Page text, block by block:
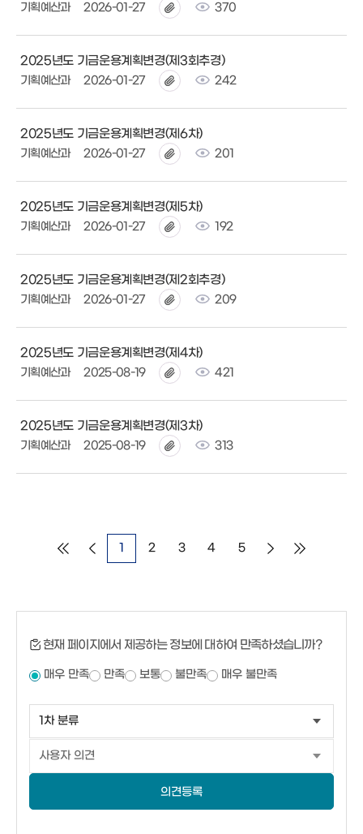
기획예산과 2026-01-27 370
2025년도 기금운용계획변경(제3회추경)
기획예산과 2026-01-27 242
2025년도 기금운용계획변경(제6차)
기획예산과 2026-01-27 201
2025년도 기금운용계획변경(제5차)
기획예산과 2026-01-27 192
2025년도 기금운용계획변경(제2회추경)
기획예산과 2026-01-27 209
2025년도 기금운용계획변경(제4차)
기획예산과 2025-08-19 421
2025년도 기금운용계획변경(제3차)
기획예산과 2025-08-19 313
1 2 3 4 5
현재 페이지에서 제공하는 정보에 대하여 만족하셨습니까?
매우 만족 만족 보통 불만족 매우 불만족
의견등록